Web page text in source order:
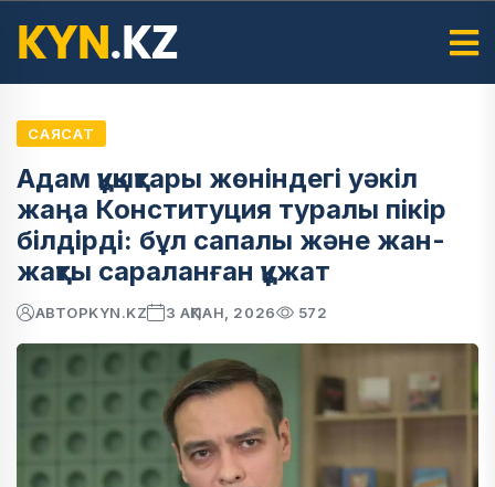
САЯСАТ
Адам құқықтары жөніндегі уәкіл
жаңа Конституция туралы пікір
білдірді: бұл сапалы және жан-
жақты сараланған құжат
АВТОРKYN.KZ 3 АҚПАН, 2026 572